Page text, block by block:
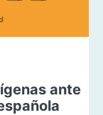
ante